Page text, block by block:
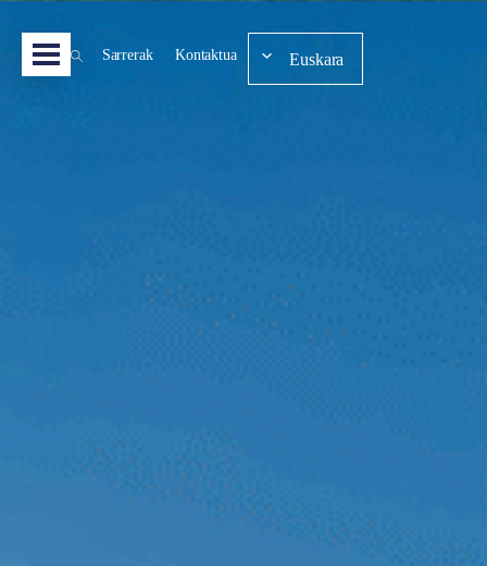
Sarrerak Kontaktua Euskara